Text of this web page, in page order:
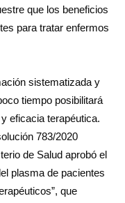
que los beneficios
para tratar enfermos
sistematizada y
tiempo posibilitará
eficacia terapéutica.
783/2020
de Salud aprobó el
plasma de pacientes
que